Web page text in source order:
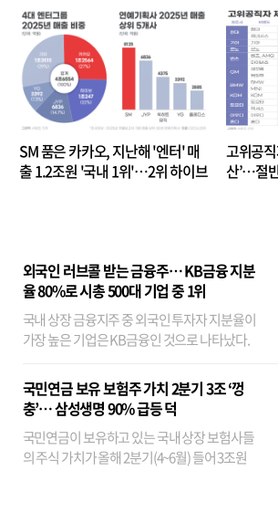
SM 품은 카카오, 지난해 '엔터' 매
출 1.2조원 '국내 1위'…2위 하이브
고위공
산’…절
외국인 러브콜 받는 금융주… KB금융 지분
율 80%로 시총 500대 기업 중 1위
국내 상장 금융지주 중 외국인 투자자 지분율이
가장 높은 기업은 KB금융인 것으로 나타났다.
융이었다. 특히 KB금융은 지난달 말 기준 해외
기관투자자 지분율이...
국민연금 보유 보험주 가치 2분기 3조 ‘껑
충’… 삼성생명 90% 급등 덕
국민연금이 보유하고 있는 국내 상장 보험사들
의 주식 가치가 올해 2분기(4~6월) 들어 3조원